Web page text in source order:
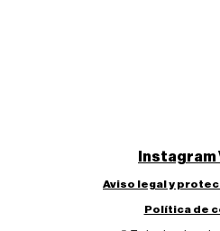
Instagram
Aviso legal y
Política de